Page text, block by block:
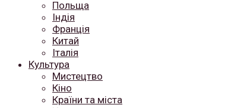
Польща
Індія
Франція
Китай
Італія
Культура
Мистецтво
Кіно
Країни та міста